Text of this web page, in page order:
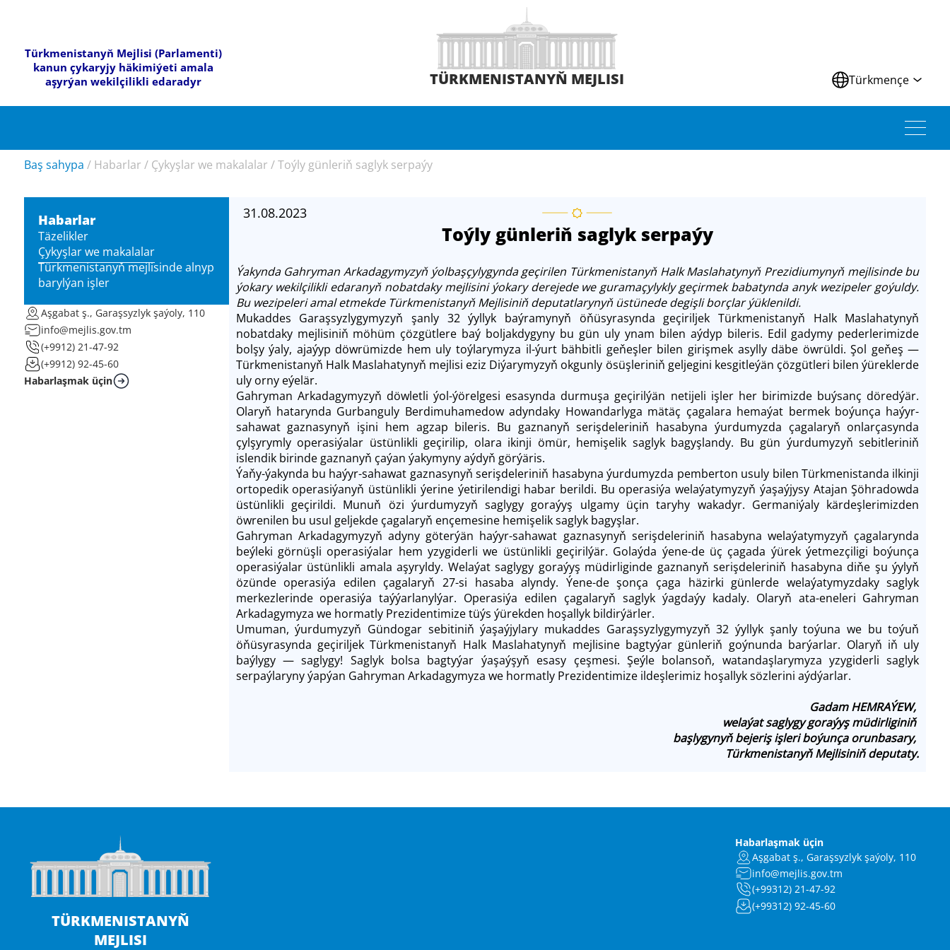
Türkmenistanyň Mejlisi (Parlamenti)
kanun çykaryjy häkimiýeti amala
aşyrýan wekilçilikli edaradyr
TÜRKMENISTANYŇ MEJLISI Türkmençe
Baş sahypa / Habarlar / Çykyşlar we makalalar /Toýly günleriň saglyk serpaýy
Habarlar
Täzelikler
Çykyşlar we makalalar
Türkmenistanyň mejlisinde alnyp
barylýan işler
Aşgabat ş., Garaşsyzlyk şaýoly, 110
info@mejlis.gov.tm
(+9912) 21-47-92
(+9912) 92-45-60
Habarlaşmak üçin
31.08.2023
Toýly günleriň saglyk serpaýy
Ýakynda Gahryman Arkadagymyzyň ýolbaşçylygynda geçirilen Türkmenistanyň Halk Maslahatynyň Prezidiumynyň mejlisinde bu
ýokary wekilçilikli edaranyň nobatdaky mejlisini ýokary derejede we guramaçylykly geçirmek babatynda anyk wezipeler goýuldy.
Bu wezipeleri amal etmekde Türkmenistanyň Mejlisiniň deputatlarynyň üstünede degişli borçlar ýüklenildi.
Mukaddes Garaşsyzlygymyzyň şanly 32 ýyllyk baýramynyň öňüsyrasynda geçiriljek Türkmenistanyň Halk Maslahatynyň
nobatdaky mejlisiniň möhüm çözgütlere baý boljakdygyny bu gün uly ynam bilen aýdyp bileris. Edil gadymy pederlerimizde
bolşy ýaly, ajaýyp döwrümizde hem uly toýlarymyza il-ýurt bähbitli geňeşler bilen girişmek asylly däbe öwrüldi. Şol geňeş ―
Türkmenistanyň Halk Maslahatynyň mejlisi eziz Diýarymyzyň okgunly ösüşleriniň geljegini kesgitleýän çözgütleri bilen ýüreklerde
uly orny eýelär.
Gahryman Arkadagymyzyň döwletli ýol-ýörelgesi esasynda durmuşa geçirilýän netijeli işler her birimizde buýsanç döredýär.
Olaryň hatarynda Gurbanguly Berdimuhamedow adyndaky Howandarlyga mätäç çagalara hemaýat bermek boýunça haýyr-
sahawat gaznasynyň işini hem agzap bileris. Bu gaznanyň serişdeleriniň hasabyna ýurdumyzda çagalaryň onlarçasynda
çylşyrymly operasiýalar üstünlikli geçirilip, olara ikinji ömür, hemişelik saglyk bagyşlandy. Bu gün ýurdumyzyň sebitleriniň
islendik birinde gaznanyň çaýan ýakymyny aýdyň görýäris.
Ýaňy-ýakynda bu haýyr-sahawat gaznasynyň serişdeleriniň hasabyna ýurdumyzda pemberton usuly bilen Türkmenistanda ilkinji
ortopedik operasiýanyň üstünlikli ýerine ýetirilendigi habar berildi. Bu operasiýa welaýatymyzyň ýaşaýjysy Atajan Şöhradowda
üstünlikli geçirildi. Munuň özi ýurdumyzyň saglygy goraýyş ulgamy üçin taryhy wakadyr. Germaniýaly kärdeşlerimizden
öwrenilen bu usul geljekde çagalaryň ençemesine hemişelik saglyk bagyşlar.
Gahryman Arkadagymyzyň adyny göterýän haýyr-sahawat gaznasynyň serişdeleriniň hasabyna welaýatymyzyň çagalarynda
beýleki görnüşli operasiýalar hem yzygiderli we üstünlikli geçirilýär. Golaýda ýene-de üç çagada ýürek ýetmezçiligi boýunça
operasiýalar üstünlikli amala aşyryldy. Welaýat saglygy goraýyş müdirliginde gaznanyň serişdeleriniň hasabyna diňe şu ýylyň
özünde operasiýa edilen çagalaryň 27-si hasaba alyndy. Ýene-de şonça çaga häzirki günlerde welaýatymyzdaky saglyk
merkezlerinde operasiýa taýýarlanylýar. Operasiýa edilen çagalaryň saglyk ýagdaýy kadaly. Olaryň ata-eneleri Gahryman
Arkadagymyza we hormatly Prezidentimize tüýs ýürekden hoşallyk bildirýärler.
Umuman, ýurdumyzyň Gündogar sebitiniň ýaşaýjylary mukaddes Garaşsyzlygymyzyň 32 ýyllyk şanly toýuna we bu toýuň
öňüsyrasynda geçiriljek Türkmenistanyň Halk Maslahatynyň mejlisine bagtyýar günleriň goýnunda barýarlar. Olaryň iň uly
baýlygy ― saglygy! Saglyk bolsa bagtyýar ýaşaýşyň esasy çeşmesi. Şeýle bolansoň, watandaşlarymyza yzygiderli saglyk
serpaýlaryny ýapýan Gahryman Arkadagymyza we hormatly Prezidentimize ildeşlerimiz hoşallyk sözlerini aýdýarlar.
Gadam HEMRAÝEW,
welaýat saglygy goraýyş müdirliginiň
başlygynyň bejeriş işleri boýunça orunbasary,
Türkmenistanyň Mejlisiniň deputaty.
TÜRKMENISTANYŇ
MEJLISI
Habarlaşmak üçin
Aşgabat ş., Garaşsyzlyk şaýoly, 110
info@mejlis.gov.tm
(+99312) 21-47-92
(+99312) 92-45-60